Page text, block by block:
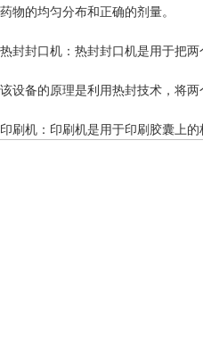
物的均匀分布和正确的剂量。
封口机：热封封口机是用于把两
备的原理是利用热封技术，将两
机：印刷机是用于印刷胶囊上的